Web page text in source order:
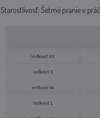
Starostlivosť: Šetrné pranie v